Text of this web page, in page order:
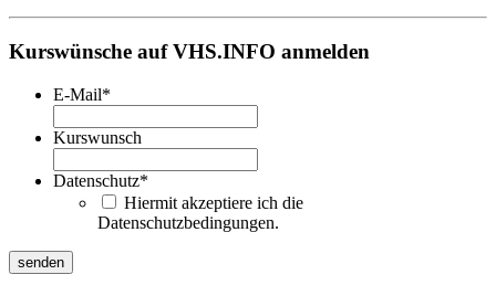
Kurswünsche auf VHS.INFO anmelden
E-Mail*
Kurswunsch
Datenschutz*
Hiermit akzeptiere ich die
Datenschutzbedingungen.